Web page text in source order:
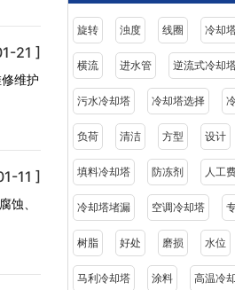
21 ]
维护
11 ]
蚀、
旋转 浊度 线圈 冷却
横流 进水管 逆流式冷却
污水冷却塔 冷却塔选择
负荷 清洁 方型 设计
填料冷却塔 防冻剂 人工
冷却塔堵漏 空调冷却塔
树脂 好处 磨损 水位
马利冷却塔 涂料 高温冷